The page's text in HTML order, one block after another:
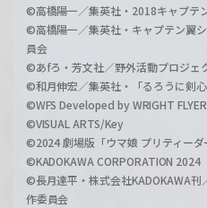
©高橋陽一／集英社・2018キャプテ
©高橋陽一／集英社・キャプテン翼
員会
©あfろ・芳文社／野外活動プロジェ
©和月伸宏／集英社・「るろうに剣
©WFS Developed by WRIGHT
©VISUAL ARTS/Key
©2024 劇場版「ウマ娘 プリティー
©KADOKAWA CORPORATION 2024
©長月達平・株式会社KADOKAWA
作委員会